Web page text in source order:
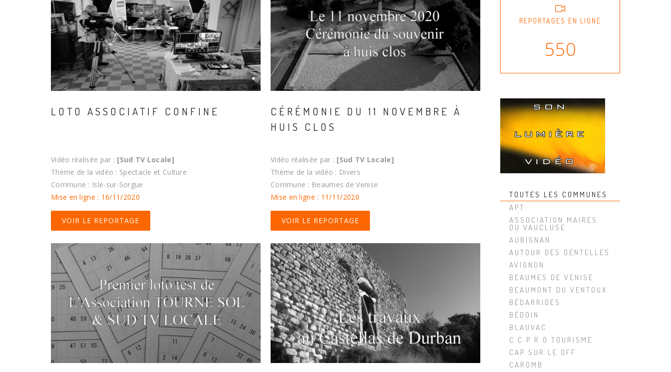
LOTO ASSOCIATIF CONFINE
Vidéo réalisée par : [Sud TV Locale]
Thème de la vidéo : Spectacle et Culture
Commune : Isle-sur-Sorgue
Mise en ligne : 16/11/2020
VOIR LE REPORTAGE
CÉRÉMONIE DU 11 NOVEMBRE À
HUIS CLOS
Vidéo réalisée par : [Sud TV Locale]
Thème de la vidéo : Divers
Commune : Beaumes de Venise
Mise en ligne : 11/11/2020
VOIR LE REPORTAGE
REPORTAGES EN LIGNE
550
TOUTES LES COMMUNES
APT
ASSOCIATION MAIRES
DU VAUCLUSE
AUBIGNAN
AUTOUR DES DENTELLES
AVIGNON
BEAUMES DE VENISE
BEAUMONT DU VENTOUX
BÉDARRIDES
BÉDOIN
BLAUVAC
C C P R O TOURISME
CAP SUR LE OFF
CAROMB